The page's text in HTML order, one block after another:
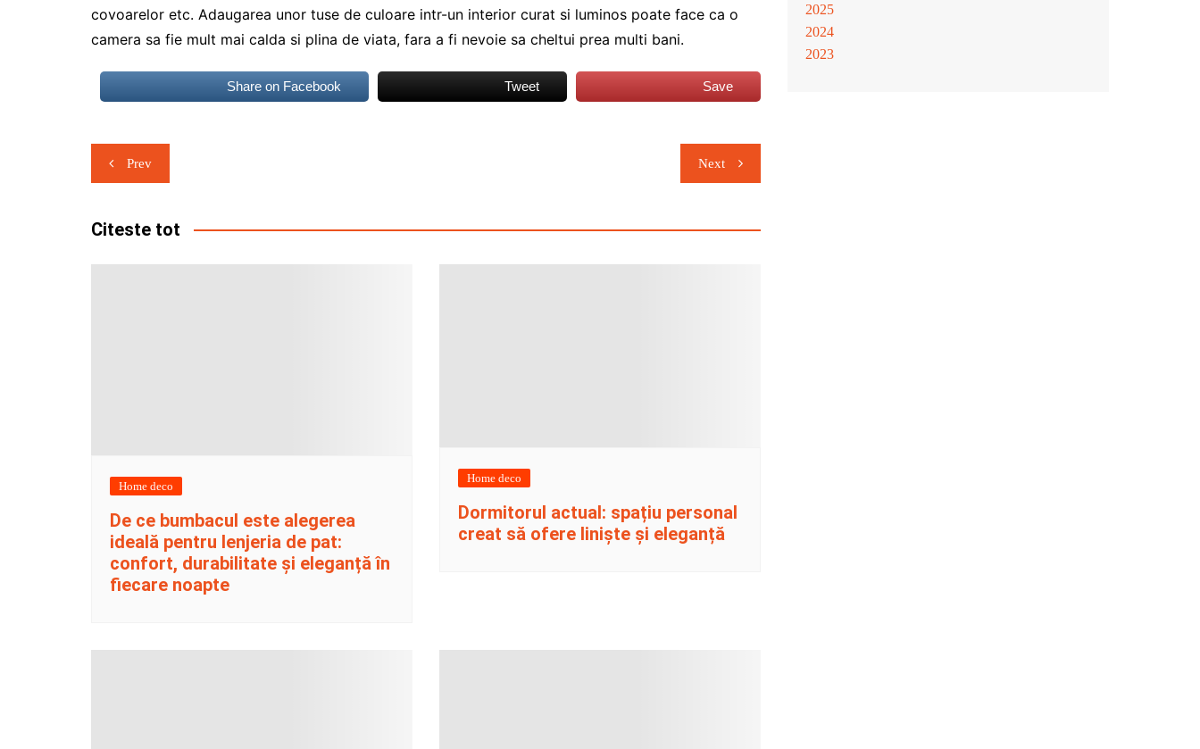
covoarelor etc. Adaugarea unor tuse de culoare intr-un interior curat si luminos poate face ca o
camera sa fie mult mai calda si plina de viata, fara a fi nevoie sa cheltui prea multi bani.
Share on Facebook Tweet Save
Navigare
în
articole
Prev Next
Citeste tot
Home deco
De ce bumbacul este alegerea
ideală pentru lenjeria de pat:
confort, durabilitate și eleganță în
fiecare noapte
Home deco
Dormitorul actual: spațiu personal
creat să ofere liniște și eleganță
2025
2024
2023